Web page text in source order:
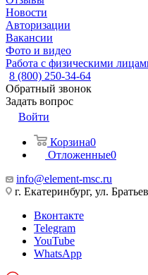
Новости
Авторизации
Вакансии
Фото и видео
Работа с физическими
8 (800) 250-34-64
Обратный звонок
Задать вопрос
Войти
Корзина0
Отложенные0
info@element-msc.ru
г. Екатеринбург, ул.
Вконтакте
Telegram
YouTube
WhatsApp